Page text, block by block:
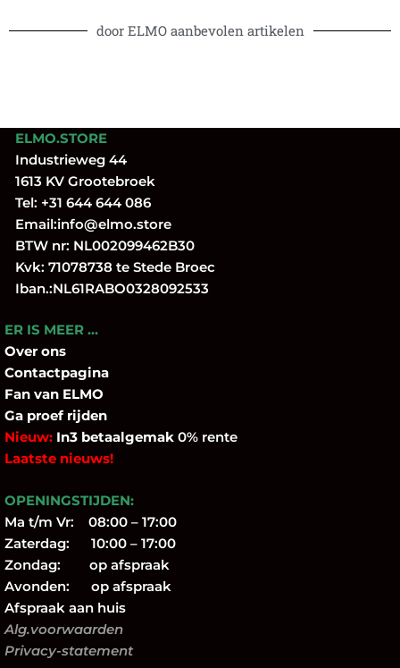
door ELMO aanbevolen artikelen
ELMO.STORE
Industrieweg 44
1613 KV Grootebroek
Tel: +31 644 644 086
Email:info@elmo.store
BTW nr: NL002099462B30
Kvk: 71078738 te Stede Broec
Iban.:NL61RABO0328092533
ER IS MEER …
Over ons
Contactpagina
Fan van ELMO
Ga proef rijden
Nieuw: In3 betaalgemak 0% rente
Laatste nieuws!
OPENINGSTIJDEN:
Ma t/m Vr: 08:00 – 17:00
Zaterdag: 10:00 – 17:00
Zondag: op afspraak
Avonden: op afspraak
Afspraak aan huis
Alg.voorwaarden
Privacy-statement